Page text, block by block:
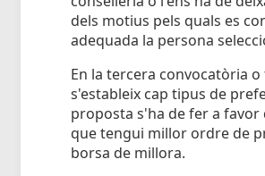
dels motius pels quals es
adequada la persona
En la tercera convocatòria
s'estableix cap tipus de
proposta s'ha de fer a favor
que tengui millor ordre de
borsa de millora.